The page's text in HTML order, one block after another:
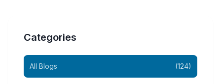
Categories
All Blogs (124)